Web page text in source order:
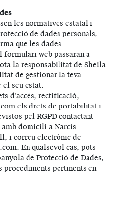
les normatives estatal i
de dades personals,
que les dades
formulari web passaran a
la responsabilitat de Sheila
de gestionar la teva
seu estat.
d’accés, rectificació,
els drets de portabilitat i
pel RGPD contactant
amb domicili a Narcís
i correu electrònic de
En qualsevol cas, pots
de Protecció de Dades,
procediments pertinents en